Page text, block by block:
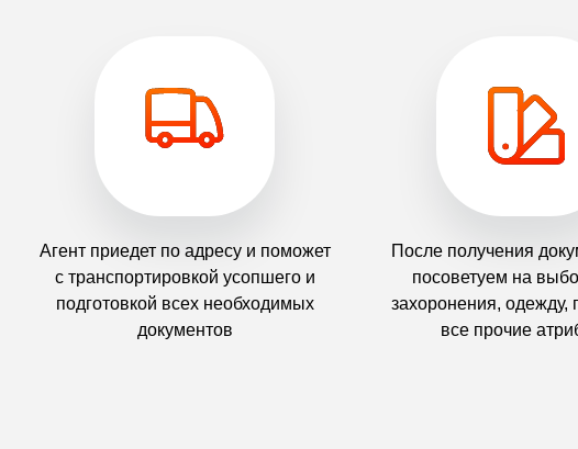
Агент приедет по адресу и поможет
с транспортировкой усопшего и
подготовкой всех необходимых
документов
После получения
посоветуем на
захоронения, одежду,
все прочие